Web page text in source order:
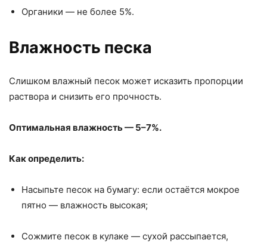
Органики — не более 5%.
Влажность песка
Слишком влажный песок может исказить пропорции
раствора и снизить его прочность.
Оптимальная влажность — 5–7%.
Как определить:
Насыпьте песок на бумагу: если остаётся мокрое
пятно — влажность высокая;
Сожмите песок в кулаке — сухой рассыпается,